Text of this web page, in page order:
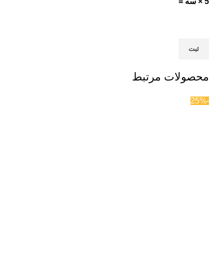
محصولات مرتبط
-25%